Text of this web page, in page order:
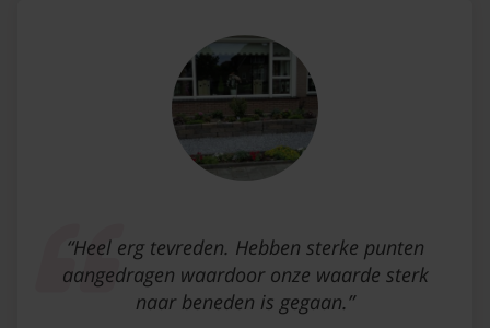
“Heel erg tevreden. Hebben sterke punten
aangedragen waardoor onze waarde sterk
naar beneden is gegaan.”